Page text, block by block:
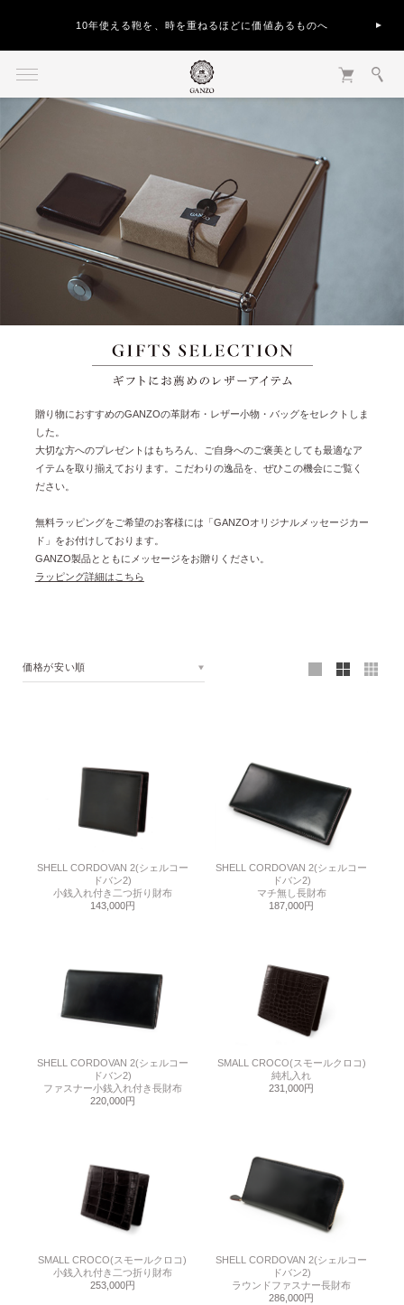
10年使える鞄を、時を重ねるほどに価値あるものへ
贈り物におすすめのGANZOの革財布・レザー小物・バッグをセレクトしま
した。
大切な方へのプレゼントはもちろん、ご自身へのご褒美としても最適なア
イテムを取り揃えております。こだわりの逸品を、ぜひこの機会にご覧く
ださい。
無料ラッピングをご希望のお客様には「GANZOオリジナルメッセージカー
ド」をお付けしております。
GANZO製品とともにメッセージをお贈りください。
ラッピング詳細はこちら
価格が安い順
SHELL CORDOVAN 2(シェルコー
ドバン2)
小銭入れ付き二つ折り財布
143,000円
SHELL CORDOVAN 2(シェルコー
ドバン2)
マチ無し長財布
187,000円
SHELL CORDOVAN 2(シェルコー
ドバン2)
ファスナー小銭入れ付き長財布
220,000円
SMALL CROCO(スモールクロコ)
純札入れ
231,000円
SMALL CROCO(スモールクロコ)
小銭入れ付き二つ折り財布
253,000円
SHELL CORDOVAN 2(シェルコー
ドバン2)
ラウンドファスナー長財布
286,000円